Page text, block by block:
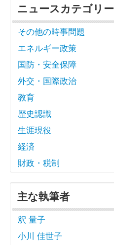
ニュースカテゴリー
その他の時事問題
エネルギー政策
国防・安全保障
外交・国際政治
教育
歴史認識
生涯現役
経済
財政・税制
主な執筆者
釈 量子
小川 佳世子